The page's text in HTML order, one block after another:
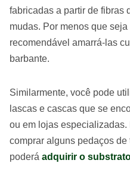
fabricadas a partir de fibras
mudas. Por menos que
recomendável amarrá-las
barbante.
Similarmente, você pode
lascas e cascas que se
ou em lojas
comprar alguns pedaços de
poderá adquirir o